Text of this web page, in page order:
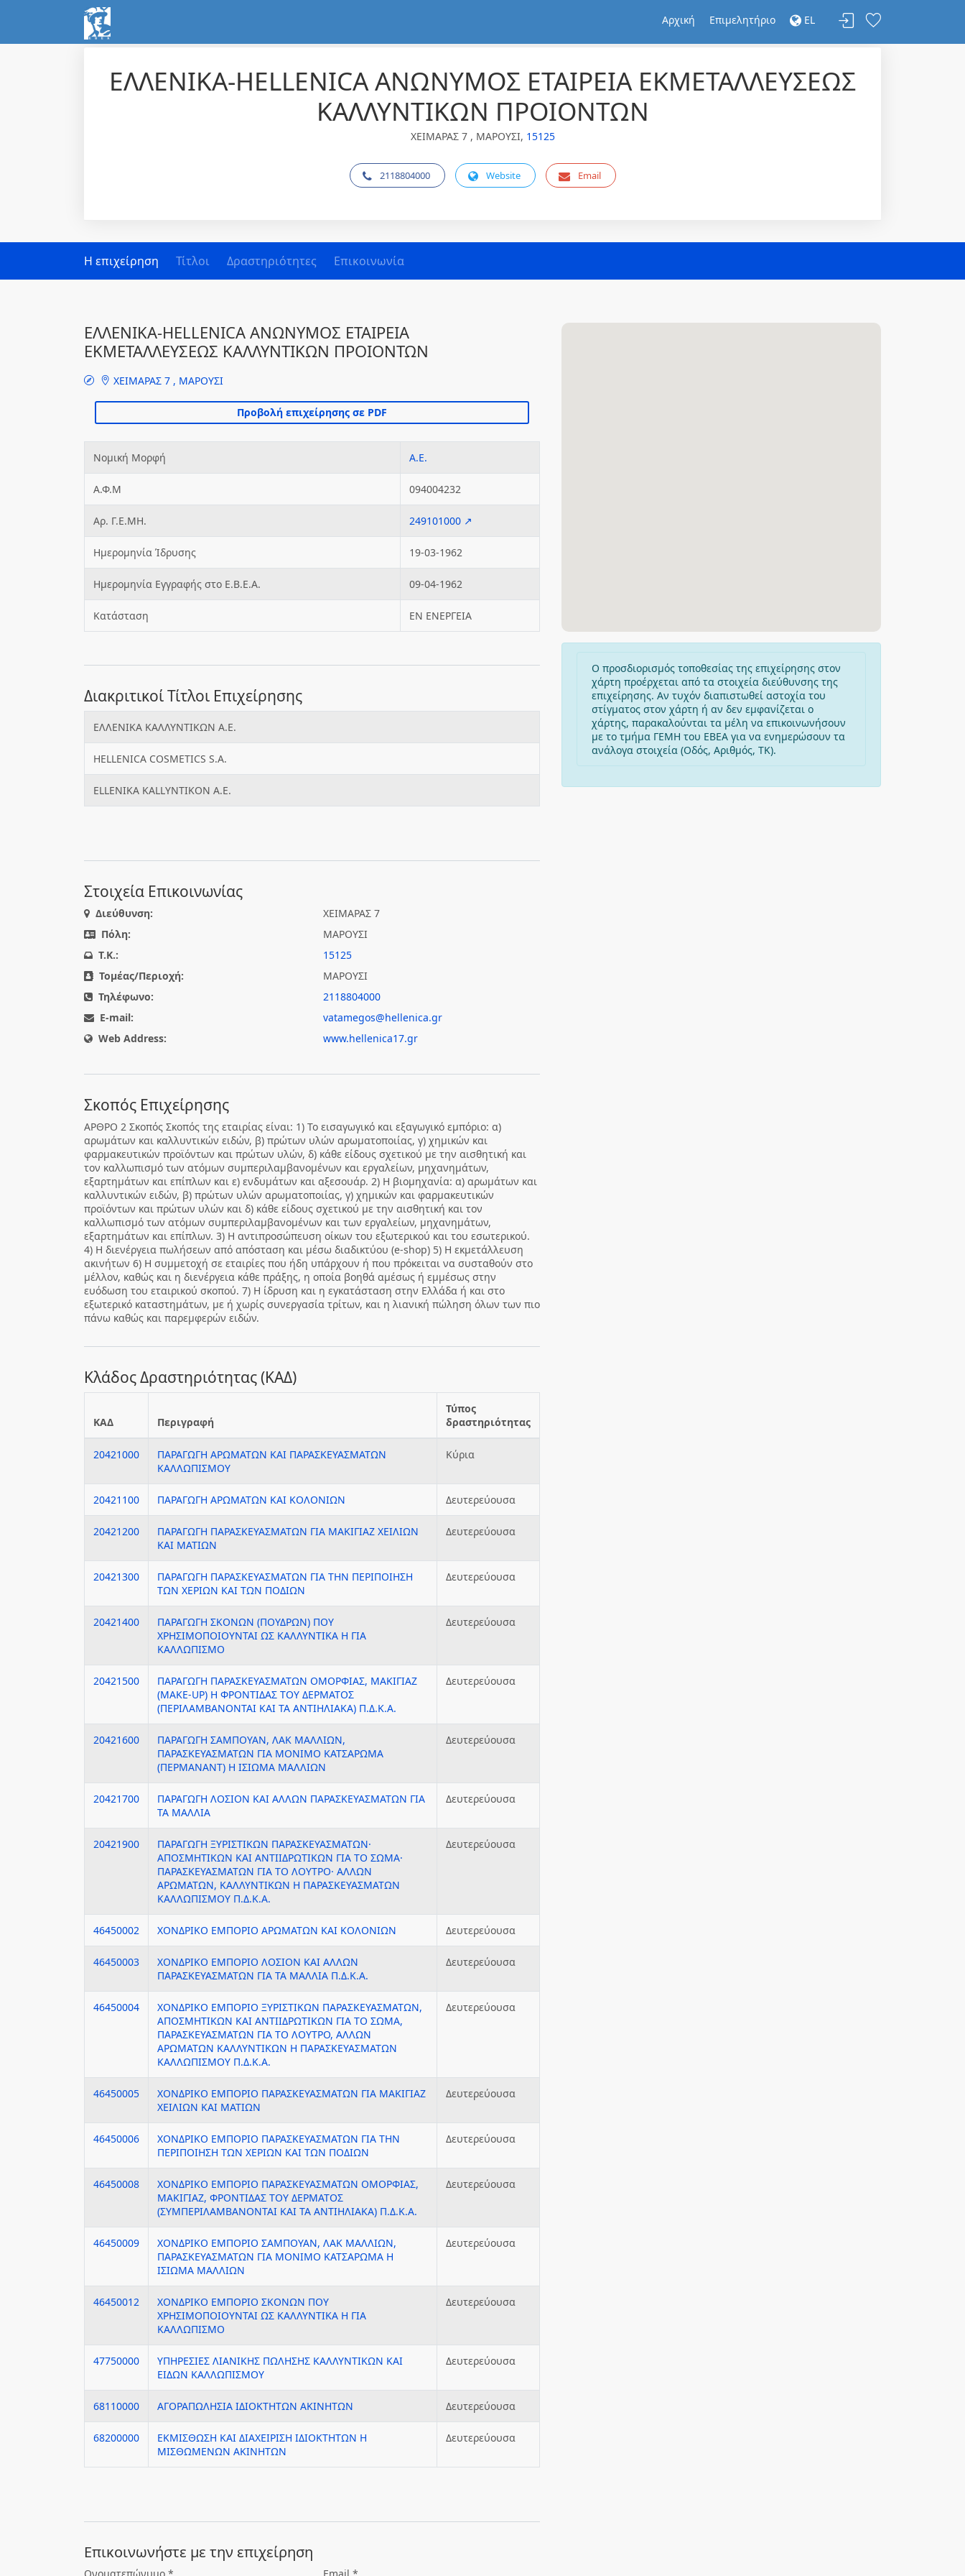
Αρχική Επιμελητήριο EL
ΕΛΛΕΝΙΚΑ-HELLENICA ΑΝΩΝΥΜΟΣ ΕΤΑΙΡΕΙΑ ΕΚΜΕΤΑΛΛΕΥΣΕΩΣ
ΚΑΛΛΥΝΤΙΚΩΝ ΠΡΟΙΟΝΤΩΝ
ΧΕΙΜΑΡΑΣ 7 , ΜΑΡΟΥΣΙ, 15125
2118804000 Website Email
Η επιχείρηση Τίτλοι Δραστηριότητες Επικοινωνία
ΕΛΛΕΝΙΚΑ-HELLENICA ΑΝΩΝΥΜΟΣ ΕΤΑΙΡΕΙΑ
ΕΚΜΕΤΑΛΛΕΥΣΕΩΣ ΚΑΛΛΥΝΤΙΚΩΝ ΠΡΟΙΟΝΤΩΝ
ΧΕΙΜΑΡΑΣ 7 , ΜΑΡΟΥΣΙ
Νομική Μορφή Α.Ε.
Α.Φ.Μ 094004232
Αρ. Γ.Ε.ΜΗ. 249101000 ↗
Ημερομηνία Ίδρυσης 19-03-1962
Ημερομηνία Εγγραφής στο Ε.Β.Ε.Α. 09-04-1962
Κατάσταση ΕΝ ΕΝΕΡΓΕΙΑ
Διακριτικοί Τίτλοι Επιχείρησης
ΕΛΛΕΝΙΚΑ ΚΑΛΛΥΝΤΙΚΩΝ Α.Ε.
HELLENICA COSMETICS S.A.
ELLENIKA KALLYNTIKON A.E.
Στοιχεία Επικοινωνίας
Διεύθυνση:
ΧΕΙΜΑΡΑΣ 7
Πόλη:
ΜΑΡΟΥΣΙ
T.K.:
15125
Τομέας/Περιοχή:
ΜΑΡΟΥΣΙ
Τηλέφωνο:
2118804000
E-mail:
vatamegos@hellenica.gr
Web Address:
www.hellenica17.gr
Σκοπός Επιχείρησης
AΡΘΡΟ 2 Σκοπός Σκοπός της εταιρίας είναι: 1) Το εισαγωγικό και εξαγωγικό εμπόριο: α)
αρωμάτων και καλλυντικών ειδών, β) πρώτων υλών αρωματοποιίας, γ) χημικών και
φαρμακευτικών προϊόντων και πρώτων υλών, δ) κάθε είδους σχετικού με την αισθητική και
τον καλλωπισμό των ατόμων συμπεριλαμβανομένων και εργαλείων, μηχανημάτων,
εξαρτημάτων και επίπλων και ε) ενδυμάτων και αξεσουάρ. 2) Η βιομηχανία: α) αρωμάτων και
καλλυντικών ειδών, β) πρώτων υλών αρωματοποιίας, γ) χημικών και φαρμακευτικών
προϊόντων και πρώτων υλών και δ) κάθε είδους σχετικού με την αισθητική και τον
καλλωπισμό των ατόμων συμπεριλαμβανομένων και των εργαλείων, μηχανημάτων,
εξαρτημάτων και επίπλων. 3) Η αντιπροσώπευση οίκων του εξωτερικού και του εσωτερικού.
4) Η διενέργεια πωλήσεων από απόσταση και μέσω διαδικτύου (e-shop) 5) Η εκμετάλλευση
ακινήτων 6) Η συμμετοχή σε εταιρίες που ήδη υπάρχουν ή που πρόκειται να συσταθούν στο
μέλλον, καθώς και η διενέργεια κάθε πράξης, η οποία βοηθά αμέσως ή εμμέσως στην
ευόδωση του εταιρικού σκοπού. 7) Η ίδρυση και η εγκατάσταση στην Ελλάδα ή και στο
εξωτερικό καταστημάτων, με ή χωρίς συνεργασία τρίτων, και η λιανική πώληση όλων των πιο
πάνω καθώς και παρεμφερών ειδών.
Κλάδος Δραστηριότητας (ΚΑΔ)
ΚΑΔ Περιγραφή
Τύπος
δραστηριότητας
20421000
ΠΑΡΑΓΩΓΗ ΑΡΩΜΑΤΩΝ ΚΑΙ ΠΑΡΑΣΚΕΥΑΣΜΑΤΩΝ
ΚΑΛΛΩΠΙΣΜΟΥ
Κύρια
20421100 ΠΑΡΑΓΩΓΗ ΑΡΩΜΑΤΩΝ ΚΑΙ ΚΟΛΟΝΙΩΝ Δευτερεύουσα
20421200
ΠΑΡΑΓΩΓΗ ΠΑΡΑΣΚΕΥΑΣΜΑΤΩΝ ΓΙΑ ΜΑΚΙΓΙΑΖ ΧΕΙΛΙΩΝ
ΚΑΙ ΜΑΤΙΩΝ
Δευτερεύουσα
20421300
ΠΑΡΑΓΩΓΗ ΠΑΡΑΣΚΕΥΑΣΜΑΤΩΝ ΓΙΑ ΤΗΝ ΠΕΡΙΠΟΙΗΣΗ
ΤΩΝ ΧΕΡΙΩΝ ΚΑΙ ΤΩΝ ΠΟΔΙΩΝ
Δευτερεύουσα
20421400
ΠΑΡΑΓΩΓΗ ΣΚΟΝΩΝ (ΠΟΥΔΡΩΝ) ΠΟΥ
ΧΡΗΣΙΜΟΠΟΙΟΥΝΤΑΙ ΩΣ ΚΑΛΛΥΝΤΙΚΑ Η ΓΙΑ
ΚΑΛΛΩΠΙΣΜΟ
Δευτερεύουσα
20421500
ΠΑΡΑΓΩΓΗ ΠΑΡΑΣΚΕΥΑΣΜΑΤΩΝ ΟΜΟΡΦΙΑΣ, ΜΑΚΙΓΙΑΖ
(MAKE-UP) Η ΦΡΟΝΤΙΔΑΣ ΤΟΥ ΔΕΡΜΑΤΟΣ
(ΠΕΡΙΛΑΜΒΑΝΟΝΤΑΙ ΚΑΙ ΤΑ ΑΝΤΙΗΛΙΑΚΑ) Π.Δ.Κ.Α.
Δευτερεύουσα
20421600
ΠΑΡΑΓΩΓΗ ΣΑΜΠΟΥΑΝ, ΛΑΚ ΜΑΛΛΙΩΝ,
ΠΑΡΑΣΚΕΥΑΣΜΑΤΩΝ ΓΙΑ ΜΟΝΙΜΟ ΚΑΤΣΑΡΩΜΑ
(ΠΕΡΜΑΝΑΝΤ) Η ΙΣΙΩΜΑ ΜΑΛΛΙΩΝ
Δευτερεύουσα
20421700
ΠΑΡΑΓΩΓΗ ΛΟΣΙΟΝ ΚΑΙ ΑΛΛΩΝ ΠΑΡΑΣΚΕΥΑΣΜΑΤΩΝ ΓΙΑ
ΤΑ ΜΑΛΛΙΑ
Δευτερεύουσα
20421900
ΠΑΡΑΓΩΓΗ ΞΥΡΙΣΤΙΚΩΝ ΠΑΡΑΣΚΕΥΑΣΜΑΤΩΝ·
ΑΠΟΣΜΗΤΙΚΩΝ ΚΑΙ ΑΝΤΙΙΔΡΩΤΙΚΩΝ ΓΙΑ ΤΟ ΣΩΜΑ·
ΠΑΡΑΣΚΕΥΑΣΜΑΤΩΝ ΓΙΑ ΤΟ ΛΟΥΤΡΟ· ΑΛΛΩΝ
ΑΡΩΜΑΤΩΝ, ΚΑΛΛΥΝΤΙΚΩΝ Η ΠΑΡΑΣΚΕΥΑΣΜΑΤΩΝ
ΚΑΛΛΩΠΙΣΜΟΥ Π.Δ.Κ.Α.
Δευτερεύουσα
46450002 ΧΟΝΔΡΙΚΟ ΕΜΠΟΡΙΟ ΑΡΩΜΑΤΩΝ ΚΑΙ ΚΟΛΟΝΙΩΝ Δευτερεύουσα
46450003
ΧΟΝΔΡΙΚΟ ΕΜΠΟΡΙΟ ΛΟΣΙΟΝ ΚΑΙ ΑΛΛΩΝ
ΠΑΡΑΣΚΕΥΑΣΜΑΤΩΝ ΓΙΑ ΤΑ ΜΑΛΛΙΑ Π.Δ.Κ.Α.
Δευτερεύουσα
46450004
ΧΟΝΔΡΙΚΟ ΕΜΠΟΡΙΟ ΞΥΡΙΣΤΙΚΩΝ ΠΑΡΑΣΚΕΥΑΣΜΑΤΩΝ,
ΑΠΟΣΜΗΤΙΚΩΝ ΚΑΙ ΑΝΤΙΙΔΡΩΤΙΚΩΝ ΓΙΑ ΤΟ ΣΩΜΑ,
ΠΑΡΑΣΚΕΥΑΣΜΑΤΩΝ ΓΙΑ ΤΟ ΛΟΥΤΡΟ, ΑΛΛΩΝ
ΑΡΩΜΑΤΩΝ ΚΑΛΛΥΝΤΙΚΩΝ Η ΠΑΡΑΣΚΕΥΑΣΜΑΤΩΝ
ΚΑΛΛΩΠΙΣΜΟΥ Π.Δ.Κ.Α.
Δευτερεύουσα
46450005
ΧΟΝΔΡΙΚΟ ΕΜΠΟΡΙΟ ΠΑΡΑΣΚΕΥΑΣΜΑΤΩΝ ΓΙΑ ΜΑΚΙΓΙΑΖ
ΧΕΙΛΙΩΝ ΚΑΙ ΜΑΤΙΩΝ
Δευτερεύουσα
46450006
ΧΟΝΔΡΙΚΟ ΕΜΠΟΡΙΟ ΠΑΡΑΣΚΕΥΑΣΜΑΤΩΝ ΓΙΑ ΤΗΝ
ΠΕΡΙΠΟΙΗΣΗ ΤΩΝ ΧΕΡΙΩΝ ΚΑΙ ΤΩΝ ΠΟΔΙΩΝ
Δευτερεύουσα
46450008
ΧΟΝΔΡΙΚΟ ΕΜΠΟΡΙΟ ΠΑΡΑΣΚΕΥΑΣΜΑΤΩΝ ΟΜΟΡΦΙΑΣ,
ΜΑΚΙΓΙΑΖ, ΦΡΟΝΤΙΔΑΣ ΤΟΥ ΔΕΡΜΑΤΟΣ
(ΣΥΜΠΕΡΙΛΑΜΒΑΝΟΝΤΑΙ ΚΑΙ ΤΑ ΑΝΤΙΗΛΙΑΚΑ) Π.Δ.Κ.Α.
Δευτερεύουσα
46450009
ΧΟΝΔΡΙΚΟ ΕΜΠΟΡΙΟ ΣΑΜΠΟΥΑΝ, ΛΑΚ ΜΑΛΛΙΩΝ,
ΠΑΡΑΣΚΕΥΑΣΜΑΤΩΝ ΓΙΑ ΜΟΝΙΜΟ ΚΑΤΣΑΡΩΜΑ Η
ΙΣΙΩΜΑ ΜΑΛΛΙΩΝ
Δευτερεύουσα
46450012
ΧΟΝΔΡΙΚΟ ΕΜΠΟΡΙΟ ΣΚΟΝΩΝ ΠΟΥ
ΧΡΗΣΙΜΟΠΟΙΟΥΝΤΑΙ ΩΣ ΚΑΛΛΥΝΤΙΚΑ Η ΓΙΑ
ΚΑΛΛΩΠΙΣΜΟ
Δευτερεύουσα
47750000
ΥΠΗΡΕΣΙΕΣ ΛΙΑΝΙΚΗΣ ΠΩΛΗΣΗΣ ΚΑΛΛΥΝΤΙΚΩΝ ΚΑΙ
ΕΙΔΩΝ ΚΑΛΛΩΠΙΣΜΟΥ
Δευτερεύουσα
68110000 ΑΓΟΡΑΠΩΛΗΣΙΑ ΙΔΙΟΚΤΗΤΩΝ ΑΚΙΝΗΤΩΝ Δευτερεύουσα
68200000
ΕΚΜΙΣΘΩΣΗ ΚΑΙ ΔΙΑΧΕΙΡΙΣΗ ΙΔΙΟΚΤΗΤΩΝ Η
ΜΙΣΘΩΜΕΝΩΝ ΑΚΙΝΗΤΩΝ
Δευτερεύουσα
Eπικοινωνήστε με την επιχείρηση
Ο προσδιορισμός τοποθεσίας της επιχείρησης στον
χάρτη προέρχεται από τα στοιχεία διεύθυνσης της
επιχείρησης. Αν τυχόν διαπιστωθεί αστοχία του
στίγματος στον χάρτη ή αν δεν εμφανίζεται ο
χάρτης, παρακαλούνται τα μέλη να επικοινωνήσουν
με το τμήμα ΓΕΜΗ του ΕΒΕΑ για να ενημερώσουν τα
ανάλογα στοιχεία (Οδός, Αριθμός, ΤΚ).